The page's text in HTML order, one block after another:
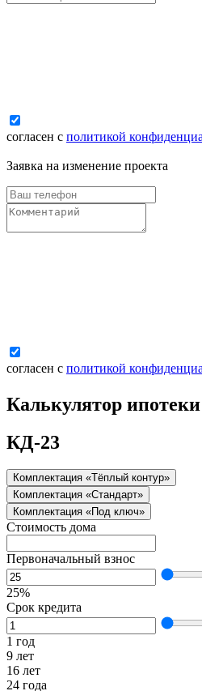
согласен с политикой
Заявка на изменение проекта
согласен с политикой
Калькулятор ипотеки
КД-23
Комплектация «Тёплый контур»
Комплектация «Стандарт»
Комплектация «Под ключ»
Стоимость дома
Первоначальный взнос
25%
Срок кредита
1 год
9 лет
16 лет
24 года